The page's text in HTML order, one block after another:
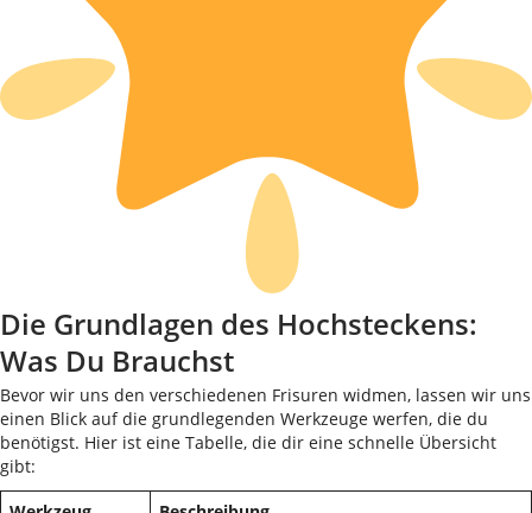
Die Grundlagen des Hochsteckens:
Was Du Brauchst
Bevor wir uns den verschiedenen Frisuren widmen, lassen wir uns
einen Blick auf die grundlegenden Werkzeuge werfen, die du
benötigst. Hier ist eine Tabelle, die dir eine schnelle Übersicht
gibt: